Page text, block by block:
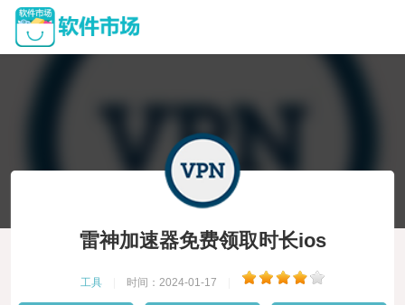
雷神加速器免费领取时长ios
工具 时间：2024-01-17